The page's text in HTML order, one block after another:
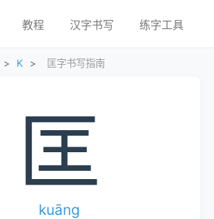
教程 汉字书写 练字工具
> K > 匡字书写指南
匡
kuāng